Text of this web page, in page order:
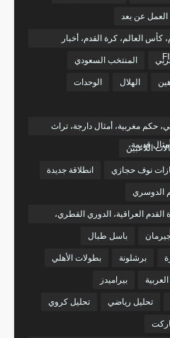
العمل عن بعد
كأس العالم، كرة القدم، أخبار
المنتخب السعودي
الهلال الوحدات
حكم مغربية، أمثال دارجة، تراث
قديمة،
اللاعبين
نوف حجازي انطلاقة جديدة
الدوسري
العراقية، الدوري القطري،
باسل طبال
برشلونة بطولات الأهلي
بيراميدز
تحليل رياضي تحليل كروي